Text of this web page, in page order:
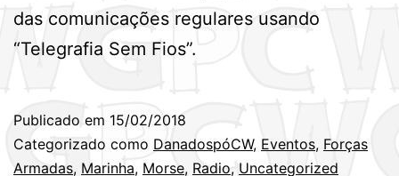
das comunicações regulares usando
“Telegrafia Sem Fios”.
Publicado em 15/02/2018
Categorizado como DanadospóCW, Eventos, Forças
Armadas, Marinha, Morse, Radio, Uncategorized